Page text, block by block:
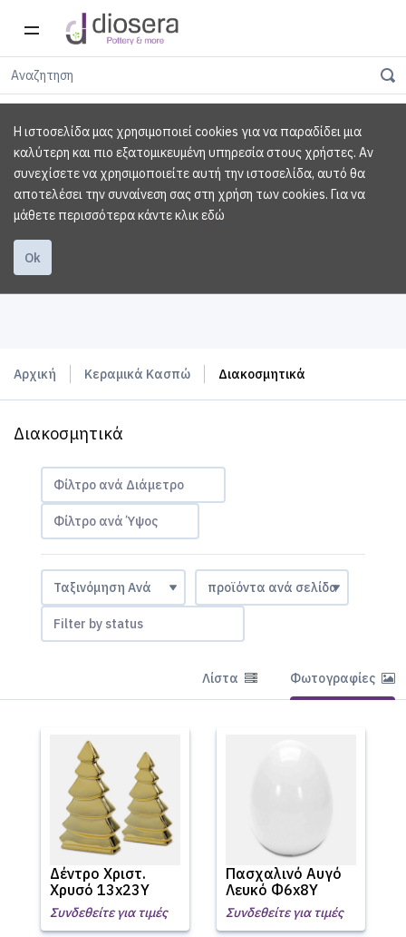
Η ιστοσελίδα μας χρησιμοποιεί cookies για να παραδίδει μια
καλύτερη και πιο εξατομικευμένη υπηρεσία στους χρήστες. Αν
συνεχίσετε να χρησιμοποιείτε αυτή την ιστοσελίδα, αυτό θα
αποτελέσει την συναίνεση σας στη χρήση των cookies. Για να
μάθετε περισσότερα κάντε κλικεδώ
Ok
Αρχική Κεραμικά Κασπώ Διακοσμητικά
Διακοσμητικά
Φίλτρο ανά Διάμετρο
Φίλτρο ανά Ύψος
Filter by status
Λίστα Φωτογραφίες
Δέντρο Χριστ.
Χρυσό 13x23Υ
Συνδεθείτε για τιμές
Πασχαλινό Αυγό
Λευκό Φ6x8Υ
Συνδεθείτε για τιμές